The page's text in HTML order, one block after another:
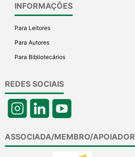
INFORMAÇÕES
Para Leitores
Para Autores
Para Bibliotecários
REDES SOCIAIS
ASSOCIADA/MEMBRO/APOIADOR